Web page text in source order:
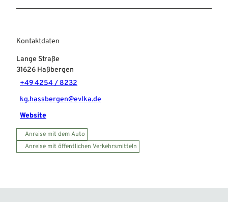
Kontaktdaten
Lange Straße
31626 Haßbergen
+49 4254 / 8232
kg.hassbergen@evlka.de
Website
Anreise mit dem Auto
Anreise mit öffentlichen Verkehrsmitteln